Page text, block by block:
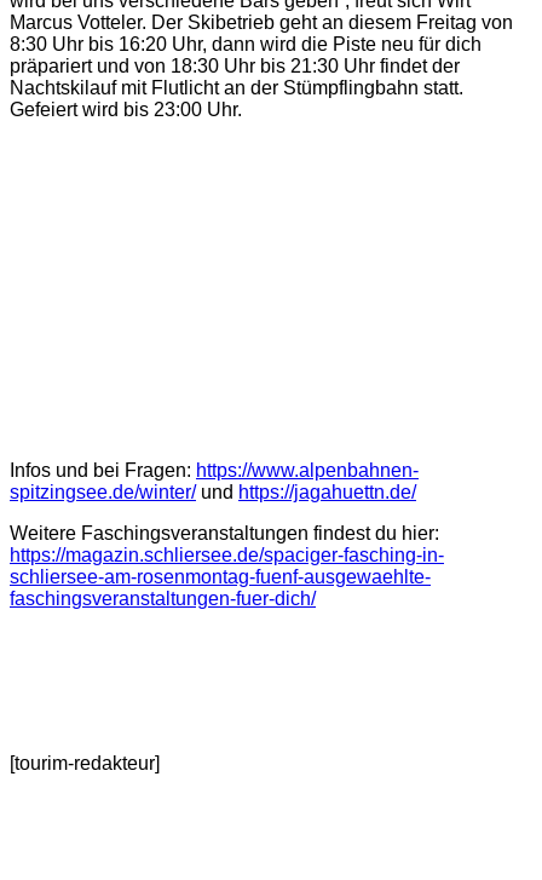
Marcus Votteler. Der Skibetrieb geht an diesem Freitag von
8:30 Uhr bis 16:20 Uhr, dann wird die Piste neu für dich
präpariert und von 18:30 Uhr bis 21:30 Uhr findet der
Nachtskilauf mit Flutlicht an der Stümpflingbahn statt.
Gefeiert wird bis 23:00 Uhr.
Infos und bei Fragen: https://www.alpenbahnen-
spitzingsee.de/winter/und https://jagahuettn.de/
Weitere Faschingsveranstaltungen findest du hier:
https://magazin.schliersee.de/spaciger-fasching-in-
schliersee-am-rosenmontag-fuenf-ausgewaehlte-
faschingsveranstaltungen-fuer-dich/
[tourim-redakteur]